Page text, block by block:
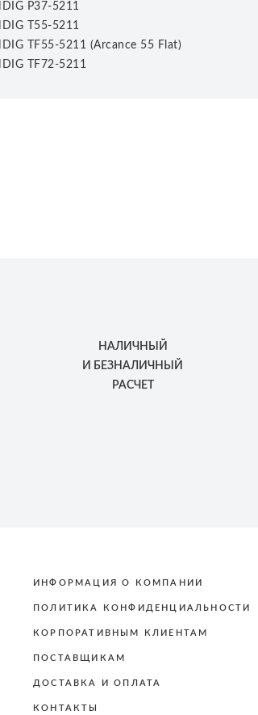
P37-5211
T55-5211
TF55-5211 (Arcance 55 Flat)
TF72-5211
НАЛИЧНЫЙ
И БЕЗНАЛИЧНЫЙ
РАСЧЕТ
ИНФОРМАЦИЯ О КОМПАНИИ
ПОЛИТИКА КОНФИДЕНЦИАЛЬНОСТИ
КОРПОРАТИВНЫМ КЛИЕНТАМ
ПОСТАВЩИКАМ
ДОСТАВКА И ОПЛАТА
КОНТАКТЫ